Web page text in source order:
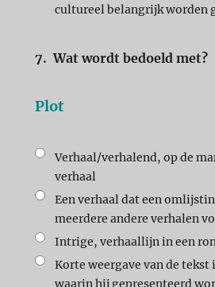
cultureel belangrijk worden
7. Wat wordt bedoeld met?
Plot
Verhaal/verhalend, op de
verhaal
Een verhaal dat een
meerdere andere verhalen
Intrige, verhaallijn in een
Korte weergave van de tekst
waarin hij gepresenteerd